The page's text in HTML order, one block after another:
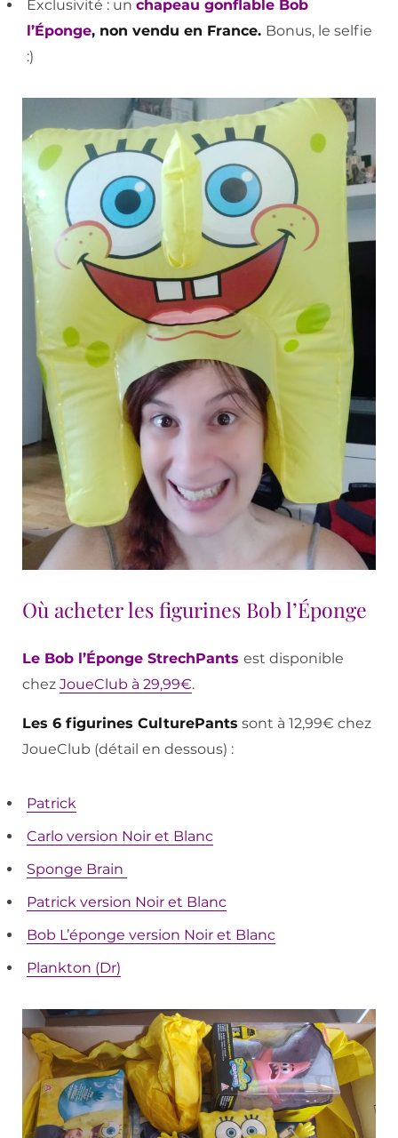
Exclusivité : un chapeau gonflable Bob
l’Éponge, non vendu en France. Bonus, le selfie
:)
Où acheter les figurines Bob l’Éponge
Le Bob l’Éponge StrechPants est disponible
chez JoueClub à 29,99€.
Les 6 figurines CulturePants sont à 12,99€ chez
JoueClub (détail en dessous) :
Patrick
Carlo version Noir et Blanc
Sponge Brain
Patrick version Noir et Blanc
Bob L’éponge version Noir et Blanc
Plankton (Dr)